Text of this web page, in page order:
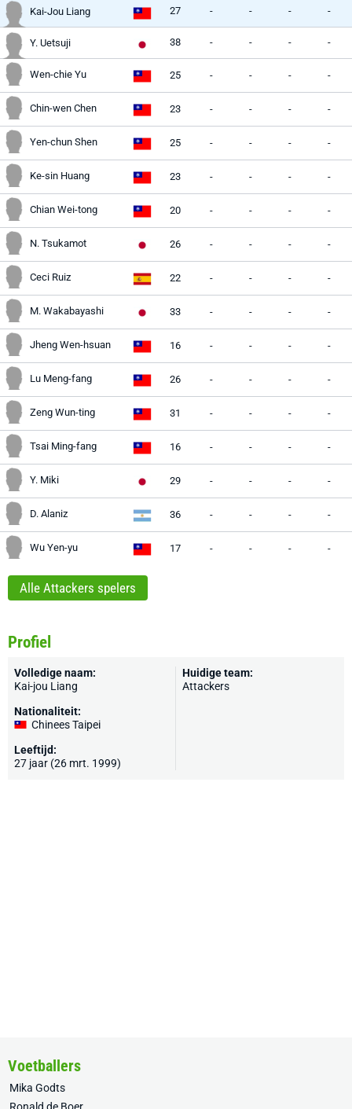
Kai-Jou Liang 27 - - - -
Y. Uetsuji 38 - - - -
Wen-chie Yu 25 - - - -
Chin-wen Chen 23 - - - -
Yen-chun Shen 25 - - - -
Ke-sin Huang 23 - - - -
Chian Wei-tong 20 - - - -
N. Tsukamot 26 - - - -
Ceci Ruiz 22 - - - -
M. Wakabayashi 33 - - - -
Jheng Wen-hsuan 16 - - - -
Lu Meng-fang 26 - - - -
Zeng Wun-ting 31 - - - -
Tsai Ming-fang 16 - - - -
Y. Miki 29 - - - -
D. Alaniz 36 - - - -
Wu Yen-yu 17 - - - -
Alle Attackers spelers
Profiel
Volledige naam:
Kai-jou Liang
Nationaliteit:
Chinees Taipei
Leeftijd:
27 jaar (26 mrt. 1999)
Huidige team:
Attackers
Voetballers
Mika Godts